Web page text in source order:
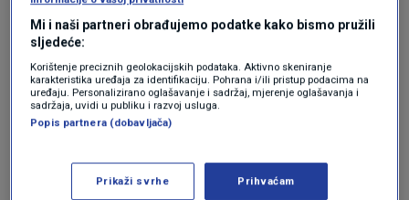
Bezimena
Ima moja mama to nesretno "pametno"
brojilo već nekih 3-4 godine , samo su ga
nam iskustva očajna! Očitavaju daljinski,
Mi i naši partneri obrađujemo podatke kako bismo pružili
sljedeće:
Korištenje preciznih geolokacijskih podataka. Aktivno skeniranje
karakteristika uređaja za identifikaciju. Pohrana i/ili pristup podacima na
uređaju. Personalizirano oglašavanje i sadržaj, mjerenje oglašavanja i
sadržaja, uvidi u publiku i razvoj usluga.
Popis partnera (dobavljača)
Prikaži svrhe Prihvaćam